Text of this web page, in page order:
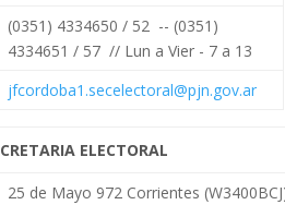
(0351) 4334650 / 52 -- (0351)
4334651 / 57 // Lun a Vier - 7 a 13
jfcordoba1.secelectoral@pjn.gov.ar
ELECTORAL
25 de Mayo 972 Corrientes